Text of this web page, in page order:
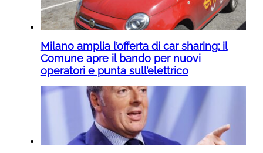
Milano amplia l’offerta di car sharing: il
Comune apre il bando per nuovi
operatori e punta sull’elettrico